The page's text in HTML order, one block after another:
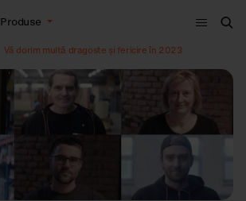
Produse
Meniu
Vă dorim multă dragoste și fericire în 2023